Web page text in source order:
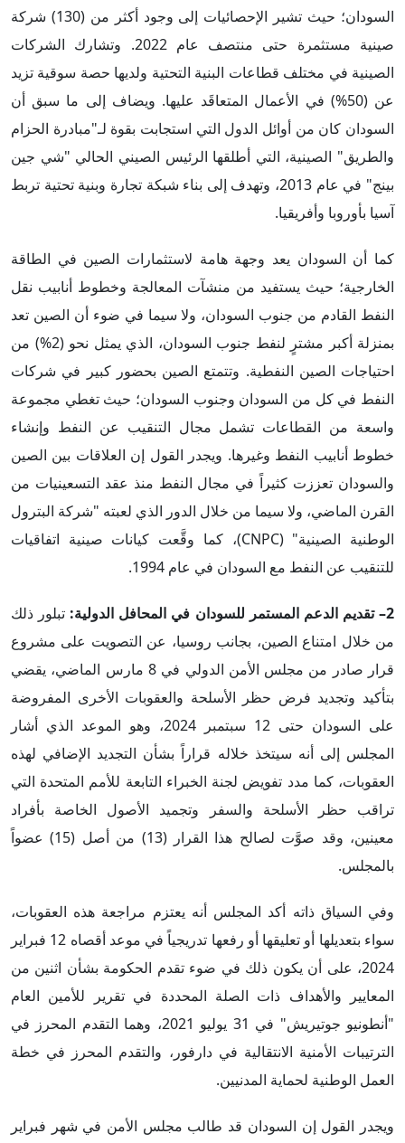
السودان؛ حيث تشير الإحصائيات إلى وجود أكثر من (130) شركة
صينية مستثمرة حتى منتصف عام 2022. وتشارك الشركات
الصينية في مختلف قطاعات البنية التحتية ولديها حصة سوقية تزيد
عن (50%) في الأعمال المتعاقَد عليها. ويضاف إلى ما سبق أن
السودان كان من أوائل الدول التي استجابت بقوة لـ"مبادرة الحزام
والطريق" الصينية، التي أطلقها الرئيس الصيني الحالي "شي جين
بينج" في عام 2013، وتهدف إلى بناء شبكة تجارة وبنية تحتية تربط
آسيا بأوروبا وأفريقيا.
كما أن السودان يعد وجهة هامة لاستثمارات الصين في الطاقة
الخارجية؛ حيث يستفيد من منشآت المعالجة وخطوط أنابيب نقل
النفط القادم من جنوب السودان، ولا سيما في ضوء أن الصين تعد
بمنزلة أكبر مشترٍ لنفط جنوب السودان، الذي يمثل نحو (2%) من
احتياجات الصين النفطية. وتتمتع الصين بحضور كبير في شركات
النفط في كل من السودان وجنوب السودان؛ حيث تغطي مجموعة
واسعة من القطاعات تشمل مجال التنقيب عن النفط وإنشاء
خطوط أنابيب النفط وغيرها. ويجدر القول إن العلاقات بين الصين
والسودان تعززت كثيراً في مجال النفط منذ عقد التسعينيات من
القرن الماضي، ولا سيما من خلال الدور الذي لعبته "شركة البترول
الوطنية الصينية" (CNPC)، كما وقَّعت كيانات صينية اتفاقيات
للتنقيب عن النفط مع السودان في عام 1994.
2– تقديم الدعم المستمر للسودان في المحافل الدولية:
تبلور ذلك
من خلال امتناع الصين، بجانب روسيا، عن التصويت على مشروع
قرار صادر من مجلس الأمن الدولي في 8 مارس الماضي، يقضي
بتأكيد وتجديد فرض حظر الأسلحة والعقوبات الأخرى المفروضة
على السودان حتى 12 سبتمبر 2024، وهو الموعد الذي أشار
المجلس إلى أنه سيتخذ خلاله قراراً بشأن التجديد الإضافي لهذه
العقوبات، كما مدد تفويض لجنة الخبراء التابعة للأمم المتحدة التي
تراقب حظر الأسلحة والسفر وتجميد الأصول الخاصة بأفراد
معينين، وقد صوَّت لصالح هذا القرار (13) من أصل (15) عضواً
بالمجلس.
وفي السياق ذاته أكد المجلس أنه يعتزم مراجعة هذه العقوبات،
سواء بتعديلها أو تعليقها أو رفعها تدريجياً في موعد أقصاه 12 فبراير
2024، على أن يكون ذلك في ضوء تقدم الحكومة بشأن اثنين من
المعايير والأهداف ذات الصلة المحددة في تقرير للأمين العام
"أنطونيو جوتيريش" في 31 يوليو 2021، وهما التقدم المحرز في
الترتيبات الأمنية الانتقالية في دارفور، والتقدم المحرز في خطة
العمل الوطنية لحماية المدنيين.
ويجدر القول إن السودان قد طالب مجلس الأمن في شهر فبراير